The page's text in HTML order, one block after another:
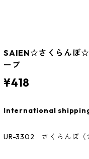
SAIEN☆さくらんぼ
ープ
¥418
International
UR-3302 さくらんぼ（